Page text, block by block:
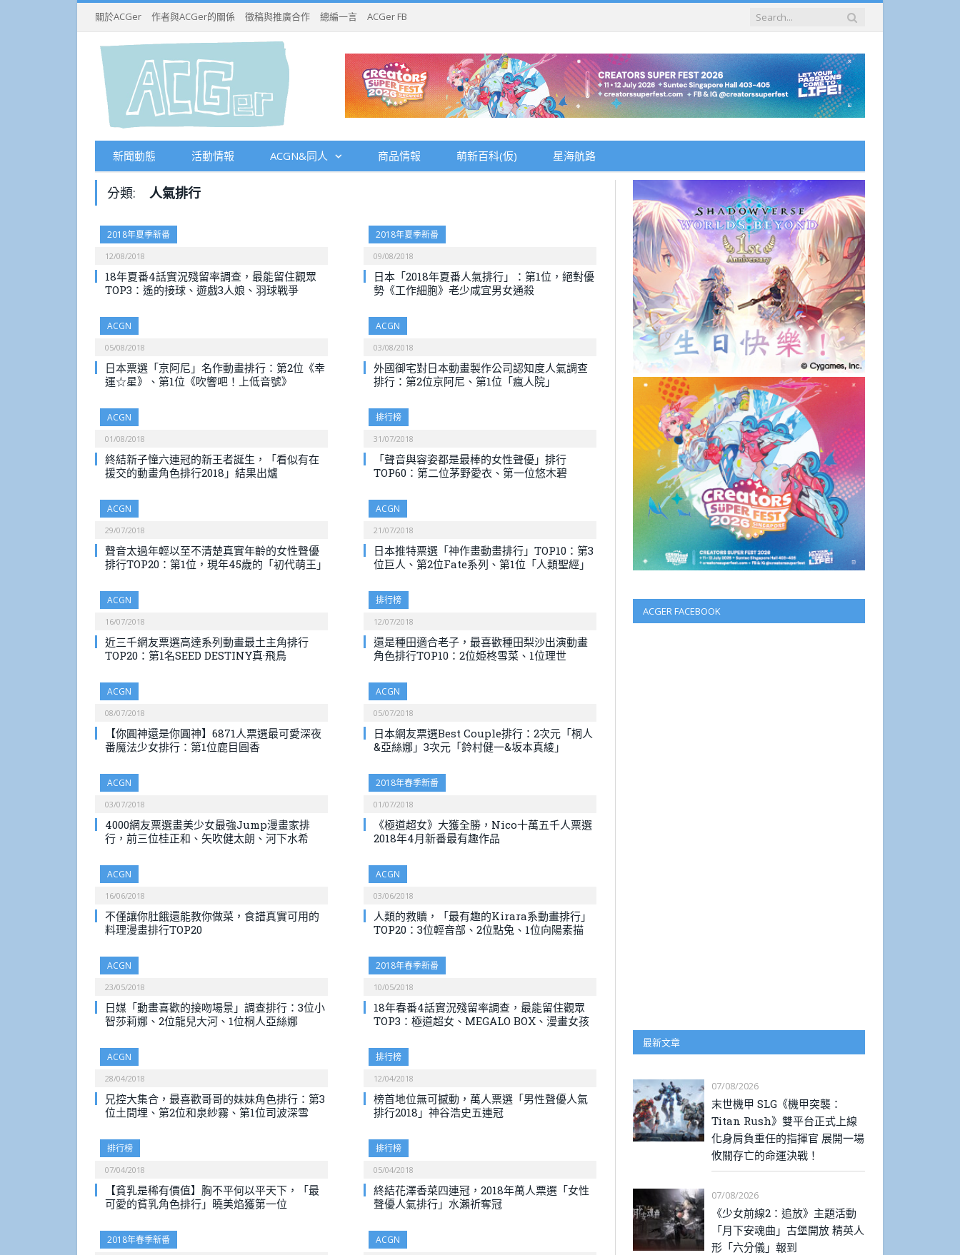
關於ACGer 作者與ACGer的關係 徵稿與推廣合作 總編一言 ACGer FB
新聞動態 活動情報 ACGN&同人 商品情報 萌新百科(仮) 星海航路
分類: 人氣排行
2018年夏季新番
12/08/2018
18年夏番4話實況殘留率調查，最能留住觀眾
TOP3：遙的接球、遊戲3人娘、羽球戰爭
2018年夏季新番
09/08/2018
日本「2018年夏番人氣排行」：第1位，絕對優
勢《工作細胞》老少咸宜男女通殺
ACGN
05/08/2018
日本票選「京阿尼」名作動畫排行：第2位《幸
運☆星》、第1位《吹響吧！上低音號》
ACGN
03/08/2018
外國御宅對日本動畫製作公司認知度人氣調查
排行：第2位京阿尼、第1位「瘋人院」
ACGN
01/08/2018
終結新子憧六連冠的新王者誕生，「看似有在
援交的動畫角色排行2018」結果出爐
排行榜
31/07/2018
「聲音與容姿都是最棒的女性聲優」排行
TOP60：第二位茅野愛衣、第一位悠木碧
ACGN
29/07/2018
聲音太過年輕以至不清楚真實年齡的女性聲優
排行TOP20：第1位，現年45歲的「初代萌王」
ACGN
21/07/2018
日本推特票選「神作畫動畫排行」TOP10：第3
位巨人、第2位Fate系列、第1位「人類聖經」
ACGN
16/07/2018
近三千網友票選高達系列動畫最土主角排行
TOP20：第1名SEED DESTINY真·飛鳥
排行榜
12/07/2018
還是種田適合老子，最喜歡種田梨沙出演動畫
角色排行TOP10：2位姫柊雪菜、1位理世
ACGN
08/07/2018
【你圓神還是你圓神】6871人票選最可愛深夜
番魔法少女排行：第1位鹿目圓香
ACGN
05/07/2018
日本網友票選Best Couple排行：2次元「桐人
&亞絲娜」3次元「鈴村健一&坂本真綾」
ACGN
03/07/2018
4000網友票選畫美少女最強Jump漫畫家排
行，前三位桂正和、矢吹健太朗、河下水希
2018年春季新番
01/07/2018
《極道超女》大獲全勝，Nico十萬五千人票選
2018年4月新番最有趣作品
ACGN
16/06/2018
不僅讓你肚餓還能教你做菜，食譜真實可用的
料理漫畫排行TOP20
ACGN
03/06/2018
人類的救贖，「最有趣的Kirara系動畫排行」
TOP20：3位輕音部、2位點兔、1位向陽素描
ACGN
23/05/2018
日媒「動畫喜歡的接吻場景」調查排行：3位小
智莎莉娜、2位龍兒大河、1位桐人亞絲娜
2018年春季新番
10/05/2018
18年春番4話實況殘留率調查，最能留住觀眾
TOP3：極道超女、MEGALO BOX、漫畫女孩
ACGN
28/04/2018
兄控大集合，最喜歡哥哥的妹妹角色排行：第3
位土間埋、第2位和泉紗霧、第1位司波深雪
排行榜
12/04/2018
榜首地位無可撼動，萬人票選「男性聲優人氣
排行2018」神谷浩史五連冠
排行榜
07/04/2018
【貧乳是稀有價值】胸不平何以平天下，「最
可愛的貧乳角色排行」曉美焰獲第一位
排行榜
05/04/2018
終結花澤香菜四連冠，2018年萬人票選「女性
聲優人氣排行」水瀨祈奪冠
2018年春季新番 ACGN
ACGER FACEBOOK
最新文章
07/08/2026
末世機甲 SLG《機甲突襲：
Titan Rush》雙平台正式上線
化身肩負重任的指揮官 展開一場
攸關存亡的命運決戰！
07/08/2026
《少女前線2：追放》主題活動
「月下安魂曲」古堡開放 精英人
形「六分儀」報到